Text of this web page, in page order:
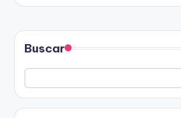
Buscar